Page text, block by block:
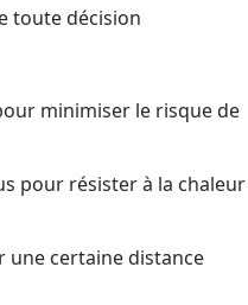
toute décision
minimiser le risque de
pour résister à la chaleur
une certaine distance